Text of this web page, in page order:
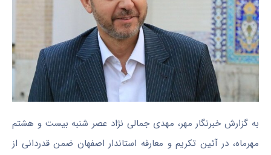
به گزارش خبرنگار مهر، مهدی جمالی نژاد عصر شنبه بیست و هشتم
مهرماه، در آئین تکریم و معارفه استاندار اصفهان ضمن قدردانی از